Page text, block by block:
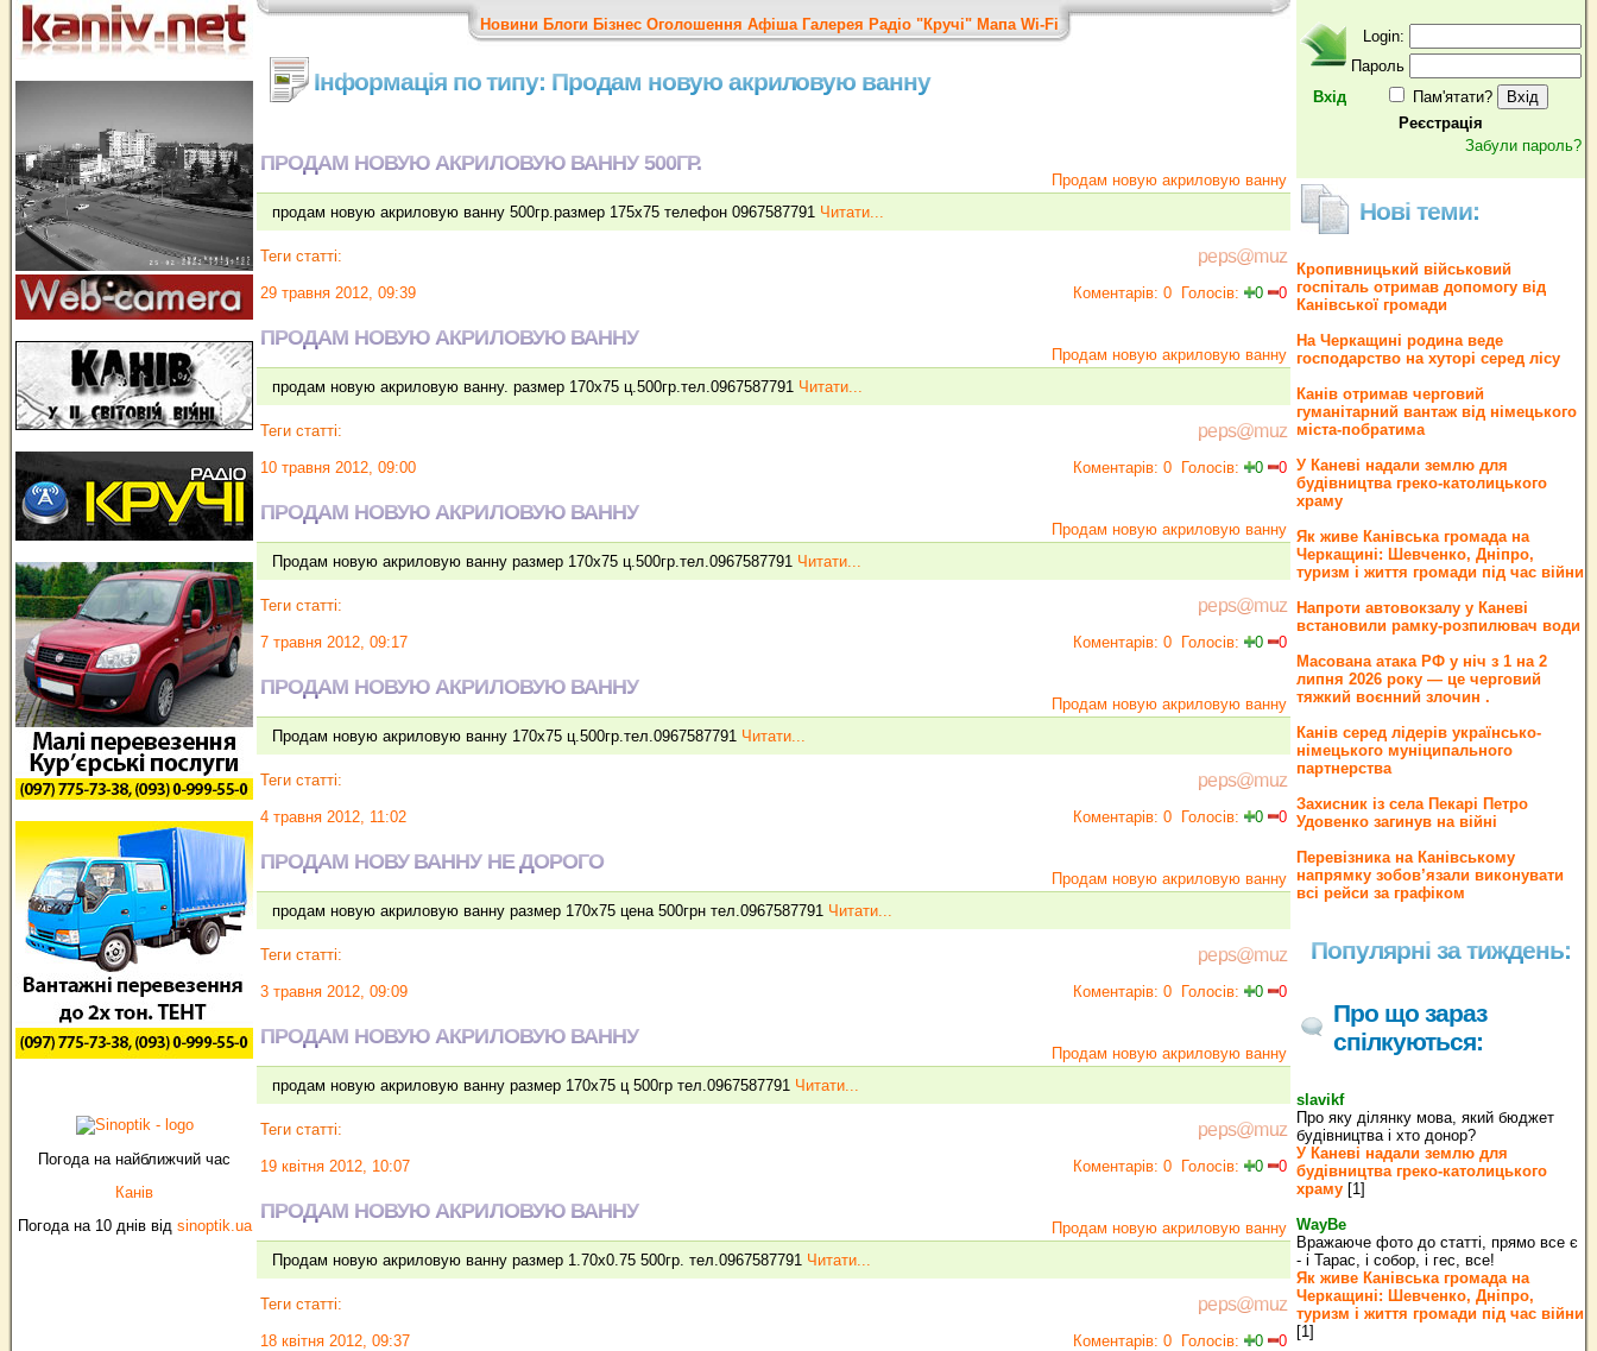
Погода на найближчий час
Канів
Погода на 10 днів від sinoptik.ua
Новини Блоги Бізнес Оголошення Афіша Галерея Радіо "Кручі" Мапа Wi-Fi
Інформація по типу: Продам новую акриловую ванну
ПРОДАМ НОВУЮ АКРИЛОВУЮ ВАННУ 500ГР.
Продам новую акриловую ванну
продам новую акриловую ванну 500гр.размер 175х75 телефон 0967587791 Читати...
Теги статті: peps@muz
29 травня 2012, 09:39 Коментарів: 0 Голосів: 0 0
ПРОДАМ НОВУЮ АКРИЛОВУЮ ВАННУ
Продам новую акриловую ванну
продам новую акриловую ванну. размер 170х75 ц.500гр.тел.0967587791 Читати...
Теги статті: peps@muz
10 травня 2012, 09:00 Коментарів: 0 Голосів: 0 0
ПРОДАМ НОВУЮ АКРИЛОВУЮ ВАННУ
Продам новую акриловую ванну
Продам новую акриловую ванну размер 170х75 ц.500гр.тел.0967587791 Читати...
Теги статті: peps@muz
7 травня 2012, 09:17 Коментарів: 0 Голосів: 0 0
ПРОДАМ НОВУЮ АКРИЛОВУЮ ВАННУ
Продам новую акриловую ванну
Продам новую акриловую ванну 170х75 ц.500гр.тел.0967587791 Читати...
Теги статті: peps@muz
4 травня 2012, 11:02 Коментарів: 0 Голосів: 0 0
ПРОДАМ НОВУ ВАННУ НЕ ДОРОГО
Продам новую акриловую ванну
продам новую акриловую ванну размер 170х75 цена 500грн тел.0967587791 Читати...
Теги статті: peps@muz
3 травня 2012, 09:09 Коментарів: 0 Голосів: 0 0
ПРОДАМ НОВУЮ АКРИЛОВУЮ ВАННУ
Продам новую акриловую ванну
продам новую акриловую ванну размер 170х75 ц 500гр тел.0967587791 Читати...
Теги статті: peps@muz
19 квітня 2012, 10:07 Коментарів: 0 Голосів: 0 0
ПРОДАМ НОВУЮ АКРИЛОВУЮ ВАННУ
Продам новую акриловую ванну
Продам новую акриловую ванну размер 1.70х0.75 500гр. тел.0967587791 Читати...
Теги статті: peps@muz
18 квітня 2012, 09:37 Коментарів: 0 Голосів: 0 0
Вхід
Login:
Пароль
Пам'ятати?
Реєстрація
Забули пароль?
Нові теми:
Кропивницький військовий
госпіталь отримав допомогу від
Канівської громади
На Черкащині родина веде
господарство на хуторі серед лісу
Канів отримав черговий
гуманітарний вантаж від німецького
міста-побратима
У Каневі надали землю для
будівництва греко‐католицького
храму
Як живе Канівська громада на
Черкащині: Шевченко, Дніпро,
туризм і життя громади під час війни
Напроти автовокзалу у Каневі
встановили рамку-розпилювач води
Масована атака РФ у ніч з 1 на 2
липня 2026 року — це черговий
тяжкий воєнний злочин .
Канів серед лідерів українсько-
німецького муніципального
партнерства
Захисник із села Пекарі Петро
Удовенко загинув на війні
Перевізника на Канівському
напрямку зобов’язали виконувати
всі рейси за графіком
Популярні за тиждень:
Про що зараз
спілкуються:
slavikf
Про яку ділянку мова, який бюджет
будівництва і хто донор?
У Каневі надали землю для
будівництва греко‐католицького
храму [1]
WayBe
Вражаюче фото до статті, прямо все є
- і Тарас, і собор, і гес, все!
Як живе Канівська громада на
Черкащині: Шевченко, Дніпро,
туризм і життя громади під час війни
[1]